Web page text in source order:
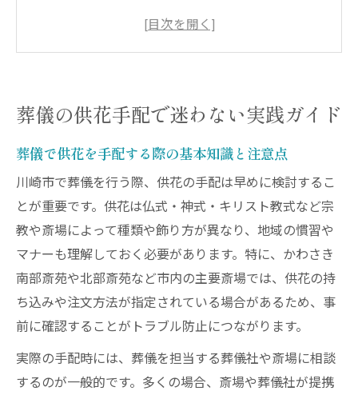
川崎市の葬儀で供花選びに迷わない方法
葬儀で失敗しない供花注文の実務ポイント
供花費用や手順を川崎市で確認するには
川崎市の葬儀で供花費用相場を把握する方
法
供花注文の手順と葬儀でのスムーズな流れ
葬儀の供花費用を比較し最適な選択をする
コツ
供花代金や支払い方法と葬儀での注意点
川崎市で供花を頼む際の実践手順と確認事
項
失礼のない葬儀を叶える供花選びのコツ
葬儀の供花手配で迷わない実践ガイド
葬儀で供花を手配する際の基本知識と注意点
川崎市で葬儀を行う際、供花の手配は早めに検討するこ
とが重要です。供花は仏式・神式・キリスト教式など宗
教や斎場によって種類や飾り方が異なり、地域の慣習や
マナーも理解しておく必要があります。特に、かわさき
南部斎苑や北部斎苑など市内の主要斎場では、供花の持
ち込みや注文方法が指定されている場合があるため、事
前に確認することがトラブル防止につながります。
実際の手配時には、葬儀を担当する葬儀社や斎場に相談
するのが一般的です。多くの場合、斎場や葬儀社が提携